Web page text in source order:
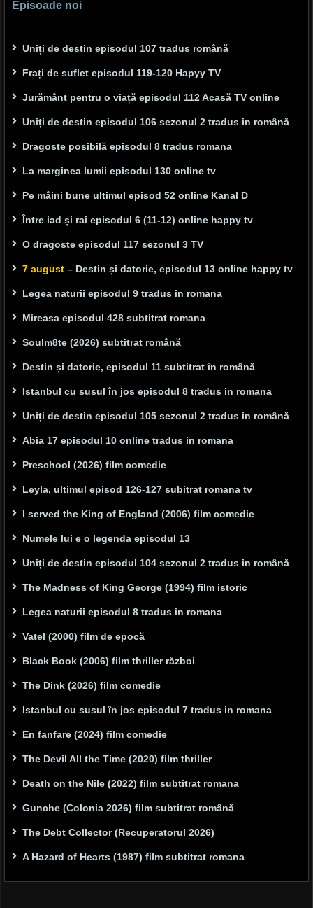
Episoade noi
Uniți de destin episodul 107 tradus română
Frați de suflet episodul 119-120 Hapyy TV
Jurământ pentru o viață episodul 112 Acasă TV online
Uniți de destin episodul 106 sezonul 2 tradus in română
Dragoste posibilă episodul 8 tradus romana
La marginea lumii episodul 130 online tv
Pe mâini bune ultimul episod 52 online Kanal D
Între iad și rai episodul 6 (11-12) online happy tv
O dragoste episodul 117 sezonul 3 TV
7 august – Destin și datorie, episodul 13 online happy tv
Legea naturii episodul 9 tradus in romana
Mireasa episodul 428 subtitrat romana
Soulm8te (2026) subtitrat română
Destin și datorie, episodul 11 subtitrat în română
Istanbul cu susul în jos episodul 8 tradus in romana
Uniți de destin episodul 105 sezonul 2 tradus in română
Abia 17 episodul 10 online tradus in romana
Preschool (2026) film comedie
Leyla, ultimul episod 126-127 subitrat romana tv
I served the King of England (2006) film comedie
Numele lui e o legenda episodul 13
Uniți de destin episodul 104 sezonul 2 tradus in română
The Madness of King George (1994) film istoric
Legea naturii episodul 8 tradus in romana
Vatel (2000) film de epocă
Black Book (2006) film thriller război
The Dink (2026) film comedie
Istanbul cu susul în jos episodul 7 tradus in romana
En fanfare (2024) film comedie
The Devil All the Time (2020) film thriller
Death on the Nile (2022) film subtitrat romana
Gunche (Colonia 2026) film subtitrat română
The Debt Collector (Recuperatorul 2026)
A Hazard of Hearts (1987) film subtitrat romana